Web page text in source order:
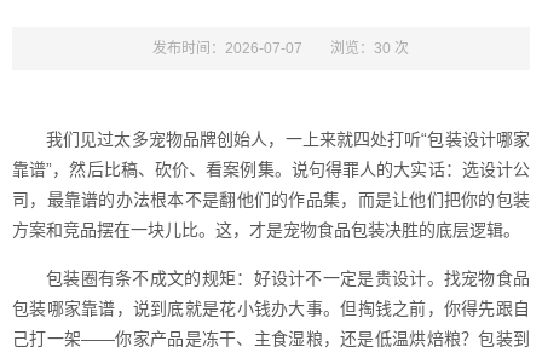
发布时间：2026-07-07 浏览：30 次
我们见过太多宠物品牌创始人，一上来就四处打听“包装设计哪家
靠谱”，然后比稿、砍价、看案例集。说句得罪人的大实话：选设计公
司，最靠谱的办法根本不是翻他们的作品集，而是让他们把你的包装
方案和竞品摆在一块儿比。这，才是宠物食品包装决胜的底层逻辑。
包装圈有条不成文的规矩：好设计不一定是贵设计。找宠物食品
包装哪家靠谱，说到底就是花小钱办大事。但掏钱之前，你得先跟自
己打一架——你家产品是冻干、主食湿粮，还是低温烘焙粮？包装到